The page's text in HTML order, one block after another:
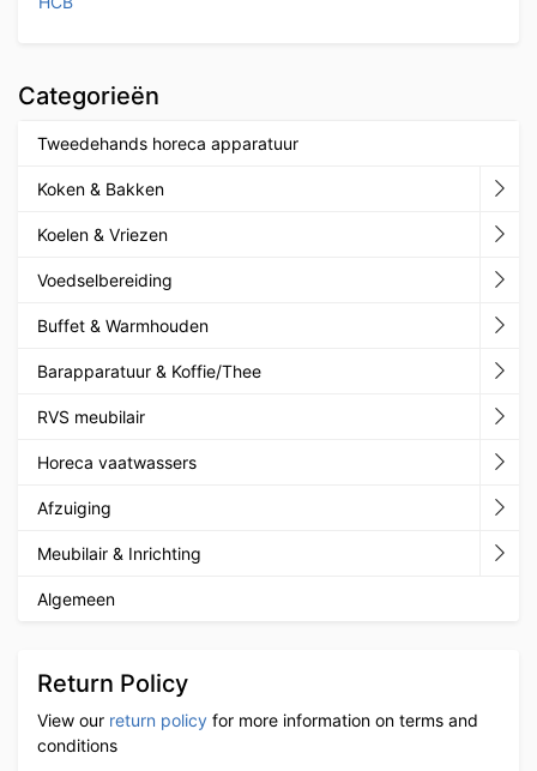
Categorieën
Tweedehands horeca apparatuur
Koken & Bakken
Koelen & Vriezen
Voedselbereiding
Buffet & Warmhouden
Barapparatuur & Koffie/Thee
RVS meubilair
Horeca vaatwassers
Afzuiging
Meubilair & Inrichting
Algemeen
Return Policy
View our return policy for more information on terms and
conditions